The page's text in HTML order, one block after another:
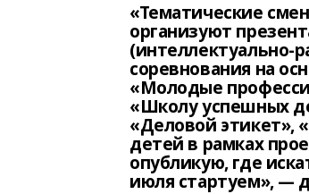
«Тематические
организуют
(интеллектуально-
соревнования на
«Молодые
«Школу успешных
«Деловой этикет»,
детей в рамках
опубликую, где
июля стартуем», —